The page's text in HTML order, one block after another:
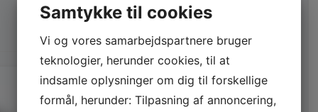
Samtykke til cookies
Vi og vores samarbejdspartnere bruger
teknologier, herunder cookies, til at
indsamle oplysninger om dig til forskellige
formål, herunder: Tilpasning af annoncering,